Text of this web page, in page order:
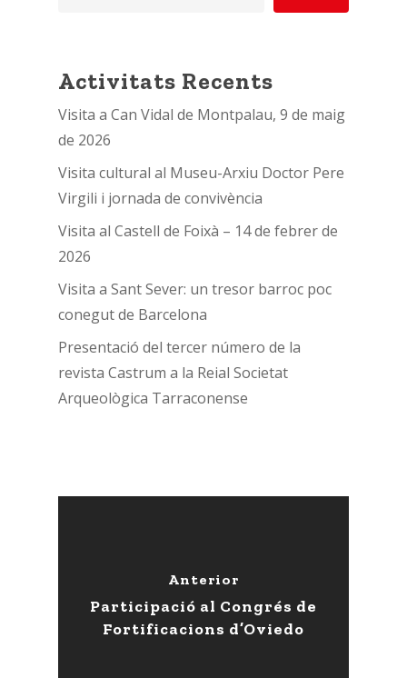
Activitats Recents
Visita a Can Vidal de Montpalau, 9 de maig
de 2026
Visita cultural al Museu-Arxiu Doctor Pere
Virgili i jornada de convivència
Visita al Castell de Foixà – 14 de febrer de
2026
Visita a Sant Sever: un tresor barroc poc
conegut de Barcelona
Presentació del tercer número de la
revista Castrum a la Reial Societat
Arqueològica Tarraconense
Anterior
Participació al Congrés de
Fortificacions d’Oviedo